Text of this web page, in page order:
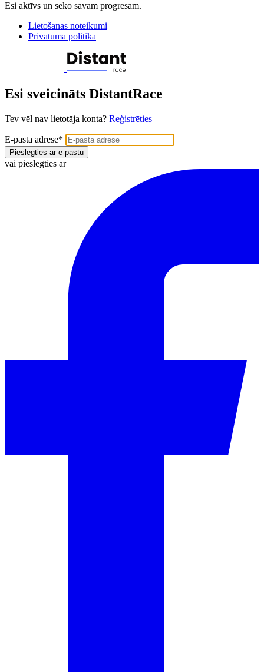
Esi aktīvs un seko savam progresam.
Lietošanas noteikumi
Privātuma politika
Esi sveicināts DistantRace
Tev vēl nav lietotāja konta? Reģistrēties
E-pasta adrese*
Pieslēgties ar e-pastu
vai pieslēgties ar